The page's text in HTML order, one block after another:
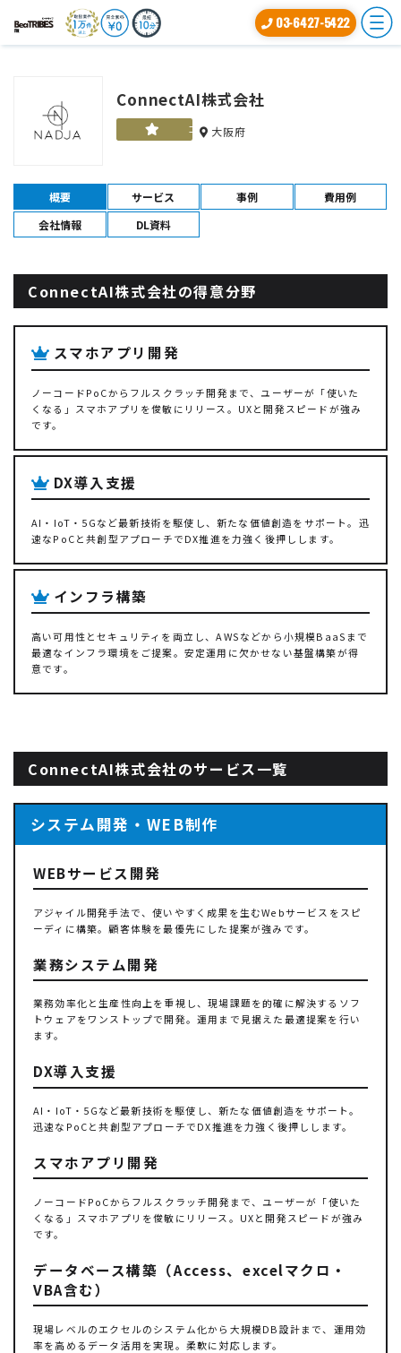
03-6427-5422
ConnectAI株式会社
ゴールド大阪府
概要 サービス 事例
費用例
会社情報
DL資料
ConnectAI株式会社の得意分野
スマホアプリ開発
ノーコードPoCからフルスクラッチ開発まで、ユーザーが「使いた
くなる」スマホアプリを俊敏にリリース。UXと開発スピードが強み
です。
DX導入支援
AI・IoT・5Gなど最新技術を駆使し、新たな価値創造をサポート。迅
速なPoCと共創型アプローチでDX推進を力強く後押しします。
インフラ構築
高い可用性とセキュリティを両立し、AWSなどから小規模BaaSまで
最適なインフラ環境をご提案。安定運用に欠かせない基盤構築が得
意です。
ConnectAI株式会社のサービス一覧
システム開発・WEB制作
WEBサービス開発
アジャイル開発手法で、使いやすく成果を生むWebサービスをスピ
ーディに構築。顧客体験を最優先にした提案が強みです。
業務システム開発
業務効率化と生産性向上を重視し、現場課題を的確に解決するソフ
トウェアをワンストップで開発。運用まで見据えた最適提案を行い
ます。
DX導入支援
AI・IoT・5Gなど最新技術を駆使し、新たな価値創造をサポート。
迅速なPoCと共創型アプローチでDX推進を力強く後押しします。
スマホアプリ開発
ノーコードPoCからフルスクラッチ開発まで、ユーザーが「使いた
くなる」スマホアプリを俊敏にリリース。UXと開発スピードが強み
です。
データベース構築（Access、excelマクロ・
VBA含む）
現場レベルのエクセルのシステム化から大規模DB設計まで、運用効
率を高めるデータ活用を実現。柔軟に対応します。